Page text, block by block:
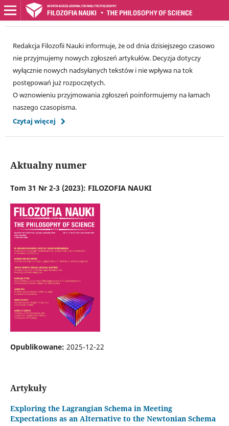
Redakcja Filozofii Nauki informuje, że od dnia dzisiejszego czasowo
nie przyjmujemy nowych zgłoszeń artykułów. Decyzja dotyczy
wyłącznie nowych nadsyłanych tekstów i nie wpływa na tok
postępowań już rozpoczętych.
O wznowieniu przyjmowania zgłoszeń poinformujemy na łamach
naszego czasopisma.
Czytaj więcej
Aktualny numer
Tom 31 Nr 2-3 (2023): FILOZOFIA NAUKI
Opublikowane: 2025-12-22
Artykuły
Exploring the Lagrangian Schema in Meeting
Expectations as an Alternative to the Newtonian Schema